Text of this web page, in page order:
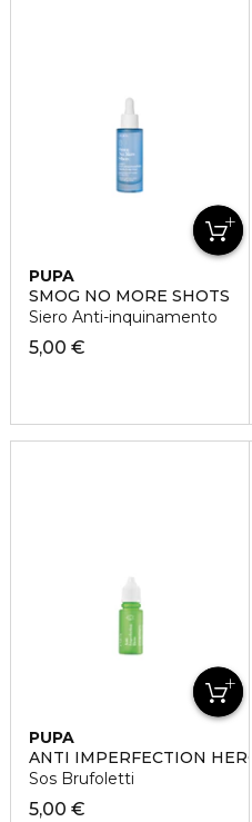
PUPA
SMOG NO MORE SHOTS
Siero Anti-inquinamento
5,00 €
PUPA
ANTI IMPERFECTION HERO
Sos Brufoletti
5,00 €